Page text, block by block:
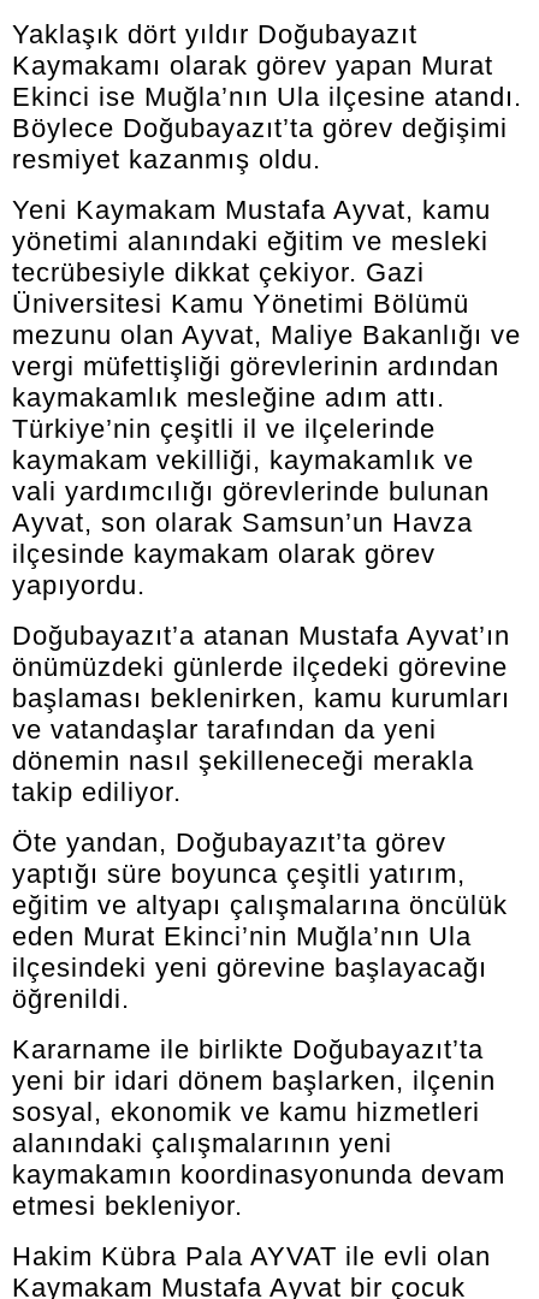
Yaklaşık dört yıldır Doğubayazıt
Kaymakamı olarak görev yapan Murat
Ekinci ise Muğla’nın Ula ilçesine atandı.
Böylece Doğubayazıt’ta görev değişimi
resmiyet kazanmış oldu.
Yeni Kaymakam Mustafa Ayvat, kamu
yönetimi alanındaki eğitim ve mesleki
tecrübesiyle dikkat çekiyor. Gazi
Üniversitesi Kamu Yönetimi Bölümü
mezunu olan Ayvat, Maliye Bakanlığı ve
vergi müfettişliği görevlerinin ardından
kaymakamlık mesleğine adım attı.
Türkiye’nin çeşitli il ve ilçelerinde
kaymakam vekilliği, kaymakamlık ve
vali yardımcılığı görevlerinde bulunan
Ayvat, son olarak Samsun’un Havza
ilçesinde kaymakam olarak görev
yapıyordu.
Doğubayazıt’a atanan Mustafa Ayvat’ın
önümüzdeki günlerde ilçedeki görevine
başlaması beklenirken, kamu kurumları
ve vatandaşlar tarafından da yeni
dönemin nasıl şekilleneceği merakla
takip ediliyor.
Öte yandan, Doğubayazıt’ta görev
yaptığı süre boyunca çeşitli yatırım,
eğitim ve altyapı çalışmalarına öncülük
eden Murat Ekinci’nin Muğla’nın Ula
ilçesindeki yeni görevine başlayacağı
öğrenildi.
Kararname ile birlikte Doğubayazıt’ta
yeni bir idari dönem başlarken, ilçenin
sosyal, ekonomik ve kamu hizmetleri
alanındaki çalışmalarının yeni
kaymakamın koordinasyonunda devam
etmesi bekleniyor.
Hakim Kübra Pala AYVAT ile evli olan
Kaymakam Mustafa Ayvat bir çocuk